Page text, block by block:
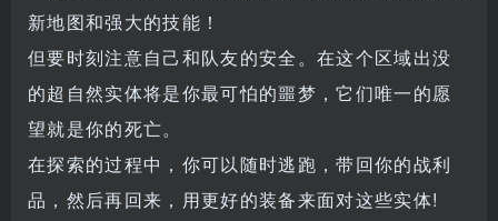
新地图和强大的技能！
但要时刻注意自己和队友的安全。在这个区域出没
的超自然实体将是你最可怕的噩梦，它们唯一的愿
望就是你的死亡。
在探索的过程中，你可以随时逃跑，带回你的战利
品，然后再回来，用更好的装备来面对这些实体!